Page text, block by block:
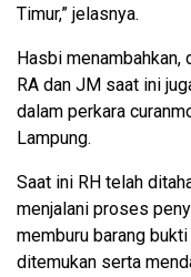
Timur,” jelasnya.
Hasbi
RA dan JM saat ini
dalam perkara
Lampung.
Saat ini RH telah
menjalani proses
memburu barang
ditemukan serta